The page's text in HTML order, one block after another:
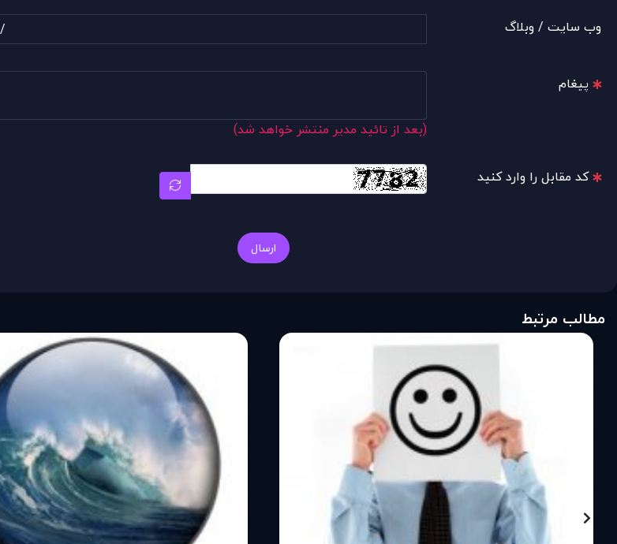
وب سایت / وبلاگ
پیغام
(بعد از تائید مدیر منتشر خواهد شد)
کد مقابل را وارد کنید
ارسال
مطالب مرتبط